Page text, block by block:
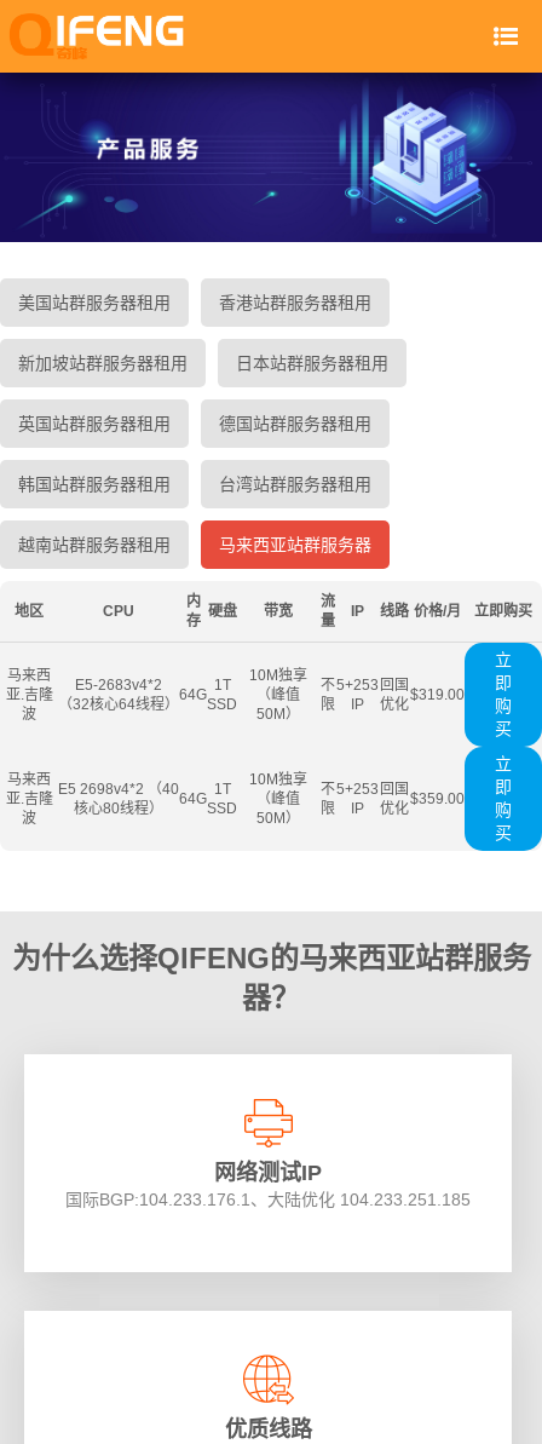
美国站群服务器租用 香港站群服务器租用
新加坡站群服务器租用 日本站群服务器租用
英国站群服务器租用 德国站群服务器租用
韩国站群服务器租用 台湾站群服务器租用
越南站群服务器租用 马来西亚站群服务器
地区 CPU
内
存
硬盘 带宽
流
量
IP 线路 价格/月 立即购买
马来西
亚.吉隆
波
E5-2683v4*2
（32核心64线程）
64G
1T
SSD
10M独享
（峰值
50M）
不
限
5+253
IP
回国
优化
$319.00
立
即
购
买
马来西
亚.吉隆
波
E5 2698v4*2 （40
核心80线程）
64G
1T
SSD
10M独享
（峰值
50M）
不
限
5+253
IP
回国
优化
$359.00
立
即
购
买
为什么选择QIFENG的马来西亚站群服务
器？
网络测试IP
国际BGP:104.233.176.1、大陆优化 104.233.251.185
优质线路